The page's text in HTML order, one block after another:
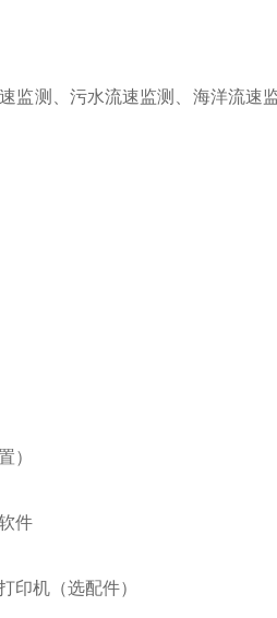
测、污水流速监测、海洋流速
）
件
机（选配件）